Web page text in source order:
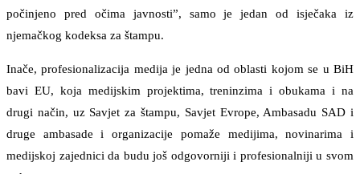
počinjeno pred očima javnosti”, samo je jedan od isječaka iz
njemačkog kodeksa za štampu.
Inače, profesionalizacija medija je jedna od oblasti kojom se u BiH
bavi EU, koja medijskim projektima, treninzima i obukama i na
drugi način, uz Savjet za štampu, Savjet Evrope, Ambasadu SAD i
druge ambasade i organizacije pomaže medijima, novinarima i
medijskoj zajednici da budu još odgovorniji i profesionalniji u svom